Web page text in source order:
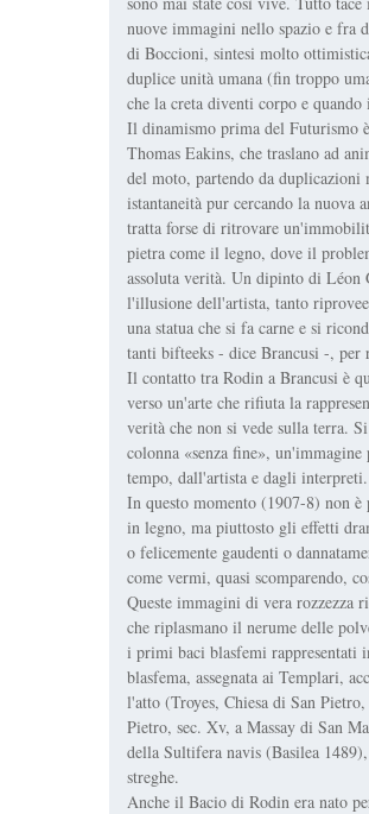
nuove immagini nello spazio e fra
di Boccioni, sintesi molto
duplice unità umana (fin troppo
che la creta diventi corpo e
Il dinamismo prima del Futurismo
Thomas Eakins, che traslano ad
del moto, partendo da
istantaneità pur cercando la nuova
tratta forse di ritrovare
pietra come il legno, dove il
assoluta verità. Un dipinto di Léon
l'illusione dell'artista, tanto
una statua che si fa carne e si
tanti bifteeks - dice Brancusi -, per
Il contatto tra Rodin a Brancusi è
verso un'arte che rifiuta la
verità che non si vede sulla terra.
colonna «senza fine»,
tempo, dall'artista e dagli interpreti.
In questo momento (1907-8) non è
in legno, ma piuttosto gli effetti
o felicemente gaudenti o
come vermi, quasi scomparendo,
Queste immagini di vera rozzezza
che riplasmano il nerume delle
i primi baci blasfemi rappresentati
blasfema, assegnata ai Templari,
l'atto (Troyes, Chiesa di San
Pietro, sec. Xv, a Massay di San
della Sultifera navis (Basilea
streghe.
Anche il Bacio di Rodin era nato